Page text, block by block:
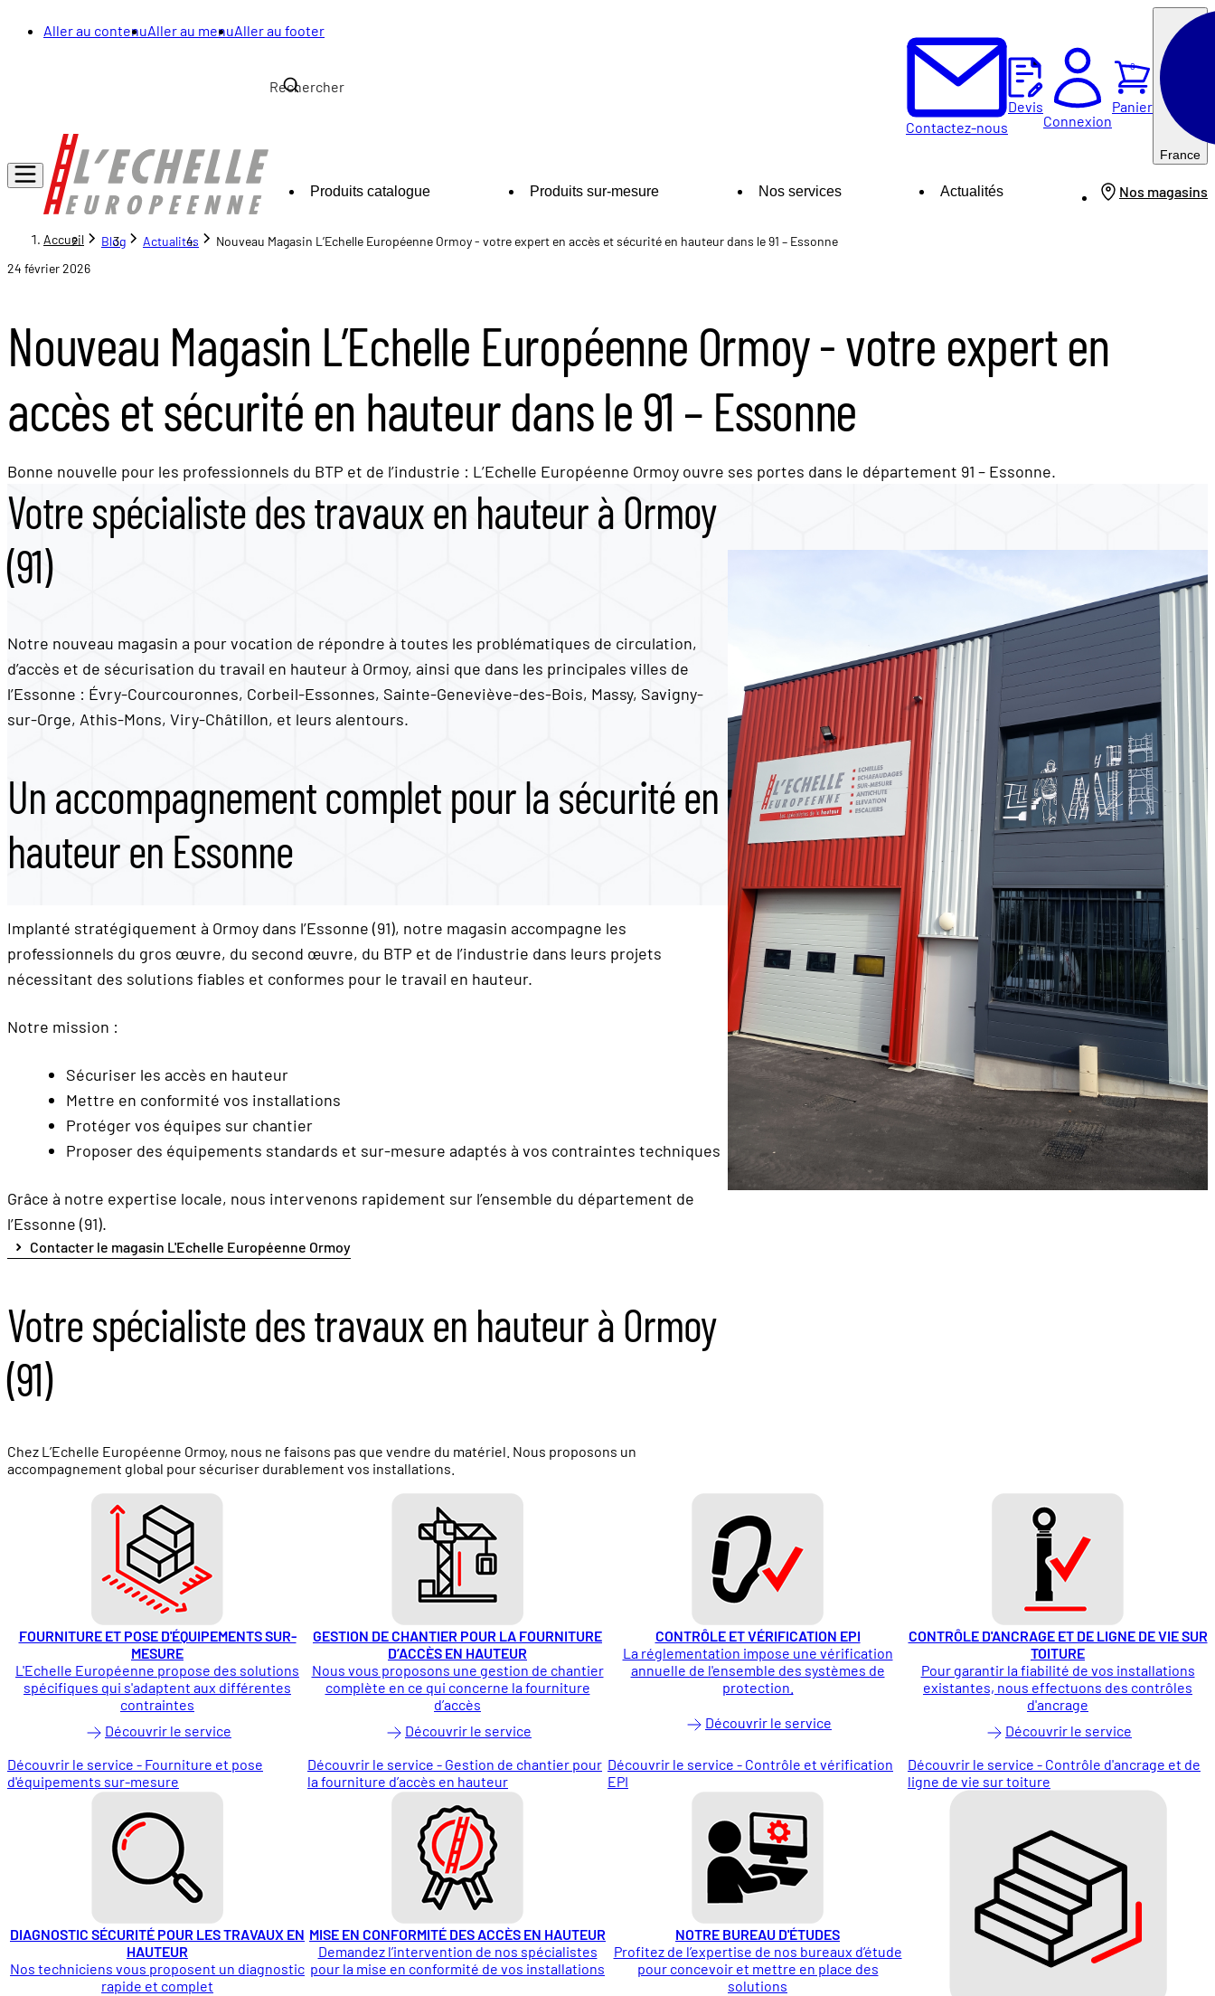
Aller au contenuAller au menuAller au footer
Contactez-nous
Devis
Connexion
Panier
0
France
Produits catalogue Produits sur-mesure Nos services Actualités Nos magasins
Accueil Blog Actualités
Nouveau Magasin L’Echelle Européenne Ormoy - votre expert en accès et sécurité en hauteur dans le 91 – Essonne
24 février 2026
Nouveau Magasin L’Echelle Européenne Ormoy - votre expert en
accès et sécurité en hauteur dans le 91 – Essonne
Bonne nouvelle pour les professionnels du BTP et de l’industrie : L’Echelle Européenne Ormoy ouvre ses portes dans le département 91 – Essonne.
Votre spécialiste des travaux en hauteur à Ormoy
(91)
Notre nouveau magasin a pour vocation de répondre à toutes les problématiques de circulation,
d’accès et de sécurisation du travail en hauteur à Ormoy, ainsi que dans les principales villes de
l’Essonne : Évry-Courcouronnes, Corbeil-Essonnes, Sainte-Geneviève-des-Bois, Massy, Savigny-
sur-Orge, Athis-Mons, Viry-Châtillon, et leurs alentours.
Un accompagnement complet pour la sécurité en
hauteur en Essonne
Implanté stratégiquement à Ormoy dans l’Essonne (91), notre magasin accompagne les
professionnels du gros œuvre, du second œuvre, du BTP et de l’industrie dans leurs projets
nécessitant des solutions fiables et conformes pour le travail en hauteur.
Notre mission :
Sécuriser les accès en hauteur
Mettre en conformité vos installations
Protéger vos équipes sur chantier
Proposer des équipements standards et sur-mesure adaptés à vos contraintes techniques
Grâce à notre expertise locale, nous intervenons rapidement sur l’ensemble du département de
l’Essonne (91).
Contacter le magasin L'Echelle Européenne Ormoy
Votre spécialiste des travaux en hauteur à Ormoy
(91)
Chez L’Echelle Européenne Ormoy, nous ne faisons pas que vendre du matériel. Nous proposons un
accompagnement global pour sécuriser durablement vos installations.
FOURNITURE ET POSE D'ÉQUIPEMENTS SUR-
MESURE
L'Echelle Européenne propose des solutions
spécifiques qui s'adaptent aux différentes
contraintes
Découvrir le service
Découvrir le service - Fourniture et pose
d'équipements sur-mesure
GESTION DE CHANTIER POUR LA FOURNITURE
D’ACCÈS EN HAUTEUR
Nous vous proposons une gestion de chantier
complète en ce qui concerne la fourniture
d’accès
Découvrir le service
Découvrir le service - Gestion de chantier pour
la fourniture d’accès en hauteur
CONTRÔLE ET VÉRIFICATION EPI
La réglementation impose une vérification
annuelle de l'ensemble des systèmes de
protection.
Découvrir le service
Découvrir le service - Contrôle et vérification
EPI
CONTRÔLE D'ANCRAGE ET DE LIGNE DE VIE SUR
TOITURE
Pour garantir la fiabilité de vos installations
existantes, nous effectuons des contrôles
d'ancrage
Découvrir le service
Découvrir le service - Contrôle d'ancrage et de
ligne de vie sur toiture
DIAGNOSTIC SÉCURITÉ POUR LES TRAVAUX EN
HAUTEUR
Nos techniciens vous proposent un diagnostic
rapide et complet
MISE EN CONFORMITÉ DES ACCÈS EN HAUTEUR
Demandez l’intervention de nos spécialistes
pour la mise en conformité de vos installations
NOTRE BUREAU D'ÉTUDES
Profitez de l’expertise de nos bureaux d’étude
pour concevoir et mettre en place des
solutions